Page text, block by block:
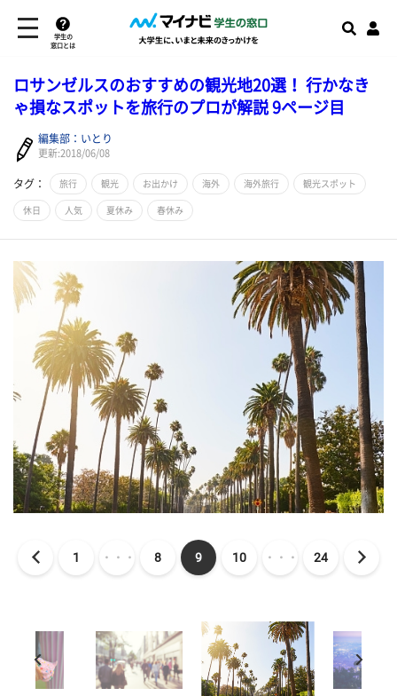
学生の
窓口とは
ロサンゼルスのおすすめの観光地20選！ 行かなき
ゃ損なスポットを旅行のプロが解説 9ページ目
編集部：いとり
更新:2018/06/08
タグ： 旅行 観光 お出かけ 海外 海外旅行 観光スポット
休日 人気 夏休み 春休み
1 ・・・ 8 9 10 ・・・ 24